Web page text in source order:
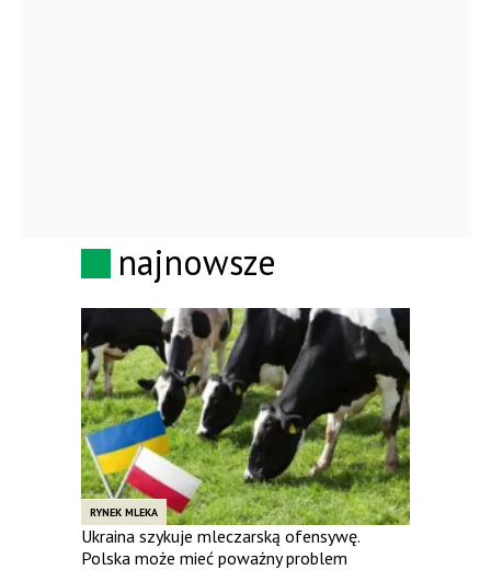
najnowsze
RYNEK MLEKA
Ukraina szykuje mleczarską ofensywę.
Polska może mieć poważny problem